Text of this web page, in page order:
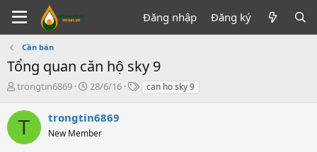
Đăng nhập Đăng ký
Cần bán
Tổng quan căn hộ sky 9
T
r
e
trongtin6869
N
y
g
28/6/16
Tcan ho sky 9
T trongtin6869
New Member